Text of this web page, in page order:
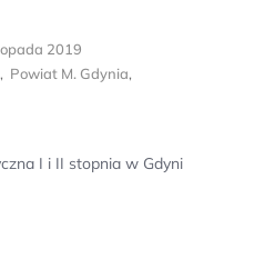
2019
, Powiat M. Gdynia,
I i II stopnia w Gdyni